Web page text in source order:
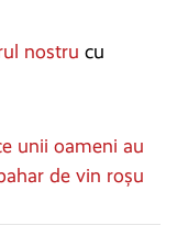
nostru cu
unii oameni au
de vin roșu